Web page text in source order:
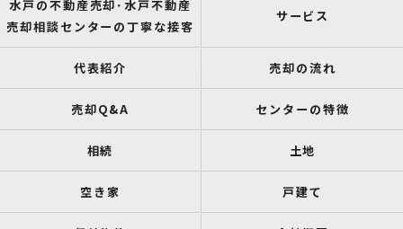
水戸の不動産売却･水戸不動産
売却相談センターの丁寧な接客
サービス
代表紹介 売却の流れ
売却Q&A センターの特徴
相続 土地
空き家 戸建て